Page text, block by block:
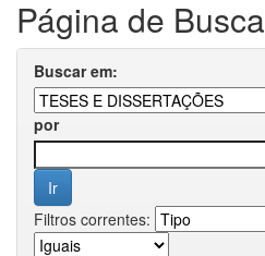
Página de Busca
Buscar em:
por
Filtros correntes: